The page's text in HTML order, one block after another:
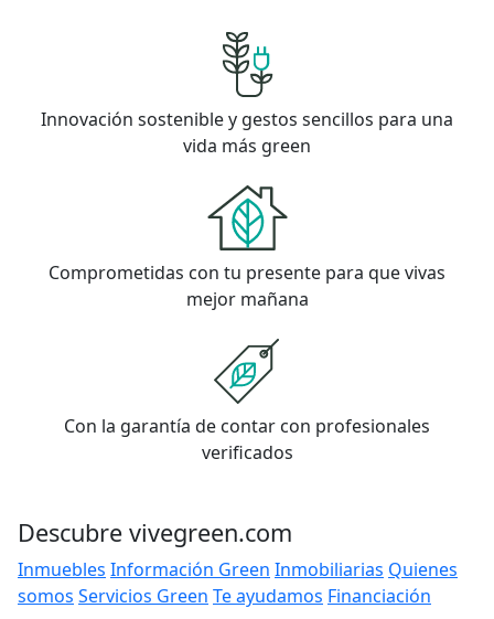
Innovación sostenible y gestos sencillos para una
vida más green
Comprometidas con tu presente para que vivas
mejor mañana
Con la garantía de contar con profesionales
verificados
Descubre vivegreen.com
Inmuebles Información Green Inmobiliarias Quienes
somos Servicios Green Te ayudamos Financiación